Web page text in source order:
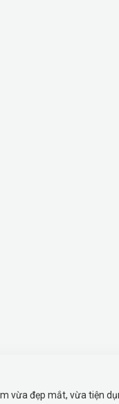
vừa đẹp mắt, vừa tiện